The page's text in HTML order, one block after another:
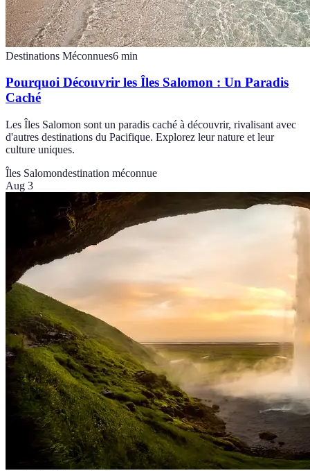
Destinations Méconnues6 min
Pourquoi Découvrir les Îles Salomon : Un Paradis
Caché
Les Îles Salomon sont un paradis caché à découvrir, rivalisant avec
d'autres destinations du Pacifique. Explorez leur nature et leur
culture uniques.
Îles Salomondestination méconnue
Aug 3